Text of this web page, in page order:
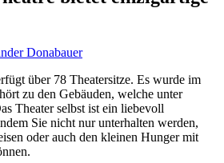
Donabauer
über 78 Theatersitze. Es wurde im
zu den Gebäuden, welche unter
Theater selbst ist ein liebevoll
Sie nicht nur unterhalten werden,
oder auch den kleinen Hunger mit